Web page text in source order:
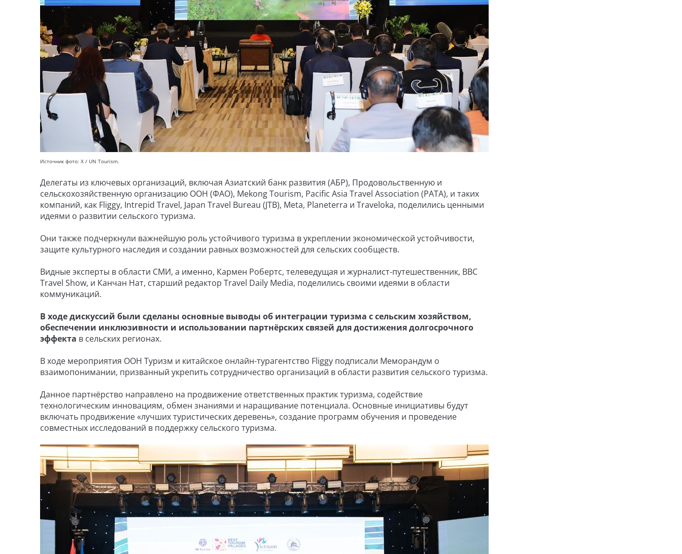
Источник фото: X / UN Tourism.
Делегаты из ключевых организаций, включая Азиатский банк развития (АБР), Продовольственную и
сельскохозяйственную организацию ООН (ФАО), Mekong Tourism, Pacific Asia Travel Association (PATA), и таких
компаний, как Fliggy, Intrepid Travel, Japan Travel Bureau (JTB), Meta, Planeterra и Traveloka, поделились ценными
идеями о развитии сельского туризма.
Они также подчеркнули важнейшую роль устойчивого туризма в укреплении экономической устойчивости,
защите культурного наследия и создании равных возможностей для сельских сообществ.
Видные эксперты в области СМИ, а именно, Кармен Робертс, телеведущая и журналист-путешественник, BBC
Travel Show, и Канчан Нат, старший редактор Travel Daily Media, поделились своими идеями в области
коммуникаций.
В ходе дискуссий были сделаны основные выводы об интеграции туризма с сельским хозяйством,
обеспечении инклюзивности и использовании партнёрских связей для достижения долгосрочного
эффекта в сельских регионах.
В ходе мероприятия ООН Туризм и китайское онлайн-турагентство Fliggy подписали Меморандум о
взаимопонимании, призванный укрепить сотрудничество организаций в области развития сельского туризма.
Данное партнёрство направлено на продвижение ответственных практик туризма, содействие
технологическим инновациям, обмен знаниями и наращивание потенциала. Основные инициативы будут
включать продвижение «лучших туристических деревень», создание программ обучения и проведение
совместных исследований в поддержку сельского туризма.